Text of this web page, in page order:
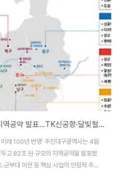
대표는 22일 대구시당을 찾아 대구 지
었다. 최근 당 공천관리위원회가 특정 후
후보에서 제외할 것이라는 이야기가
대구시, 82조원 규모 대선 지역공약 발표...TK신공항·달빛철도 등 23개 핵심사업 선정
래 100년 번영' 추진대구광역시는 4월
고 82조 원 규모의 지역공약을 발표했
군부대 이전 등 핵심 사업의 안정적 추진
굴에 중점을 뒀다.4대 분야별 핵심사업